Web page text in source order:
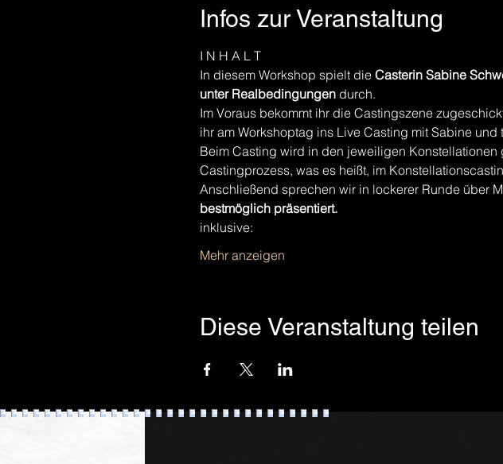
Infos zur Veranstaltung
I N H A L T
In diesem Workshop spielt die Casterin Sabine
unter Realbedingungen durch.
Im Voraus bekommt ihr die Castingszene
ihr am Workshoptag ins Live Casting mit Sabine
Beim Casting wird in den jeweiligen
Castingprozess, was es heißt, im
Anschließend sprechen wir in lockerer Runde über
bestmöglich präsentiert.
inklusive:
Mehr anzeigen
Diese Veranstaltung teilen